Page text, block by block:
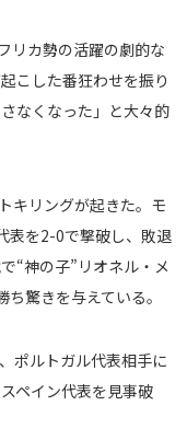
リカ勢の活躍の劇的な
こした番狂わせを振り
なくなった」と大々的
キリングが起きた。モ
表を2-0で撃破し、敗退
“神の子”リオネル・メ
驚きを与えている。
ポルトガル代表相手に
ペイン代表を見事破